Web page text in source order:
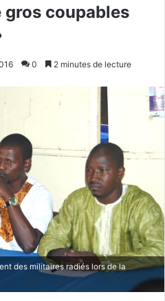
gros coupables
0 2 minutes de lecture
des militaires radiés lors de la